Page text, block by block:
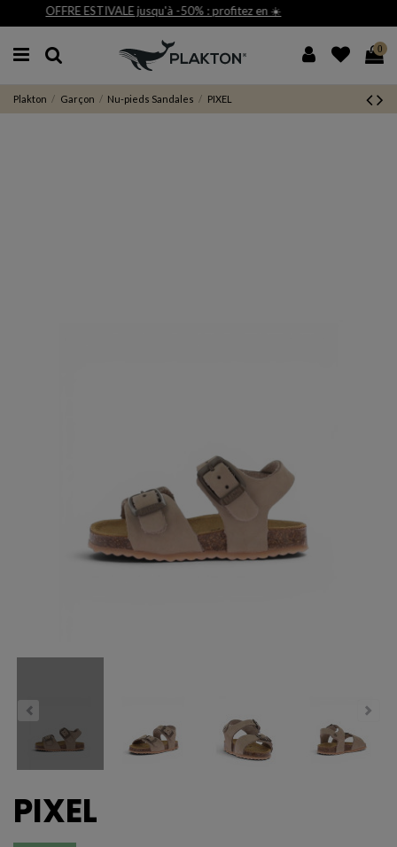
Livraison et retour gratuit 30j*
0
Plakton Garçon Nu-pieds Sandales PIXEL
PIXEL